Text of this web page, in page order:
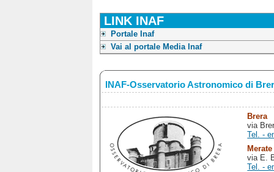
LINK INAF
Portale Inaf
Vai al portale Media Inaf
INAF-Osservatorio Astronomico di
Brera
via
Tel. -
Merate
via E.
Tel. -